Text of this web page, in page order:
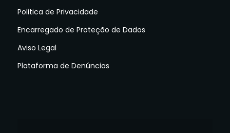
Politica de Privacidade
Encarregado de Proteção de Dados
Aviso Legal
Plataforma de Denúncias